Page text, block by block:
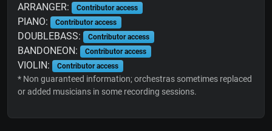
ARRANGER: Contributor access
PIANO: Contributor access
DOUBLEBASS: Contributor access
BANDONEON: Contributor access
VIOLIN: Contributor access
* Non guaranteed information; orchestras sometimes replaced
or added musicians in some recording sessions.